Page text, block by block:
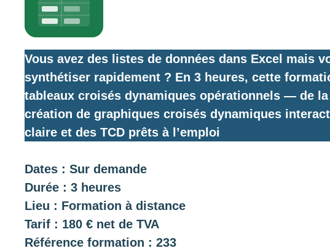
Vous avez des listes de données dans Excel mais
synthétiser rapidement ? En 3 heures, cette
tableaux croisés dynamiques opérationnels — de
création de graphiques croisés dynamiques
claire et des TCD prêts à l’emploi
Dates : Sur demande
Durée : 3 heures
Lieu : Formation à distance
Tarif : 180 € net de TVA
Référence formation : 233